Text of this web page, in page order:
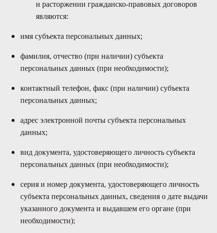
и расторжении гражданско-правовых договоров
являются:
имя субъекта персональных данных;
фамилия, отчество (при наличии) субъекта
персональных данных (при необходимости);
контактный телефон, факс (при наличии) субъекта
персональных данных;
адрес электронной почты субъекта персональных
данных;
вид документа, удостоверяющего личность субъекта
персональных данных (при необходимости);
серия и номер документа, удостоверяющего личность
субъекта персональных данных, сведения о дате выдачи
указанного документа и выдавшем его органе (при
необходимости);